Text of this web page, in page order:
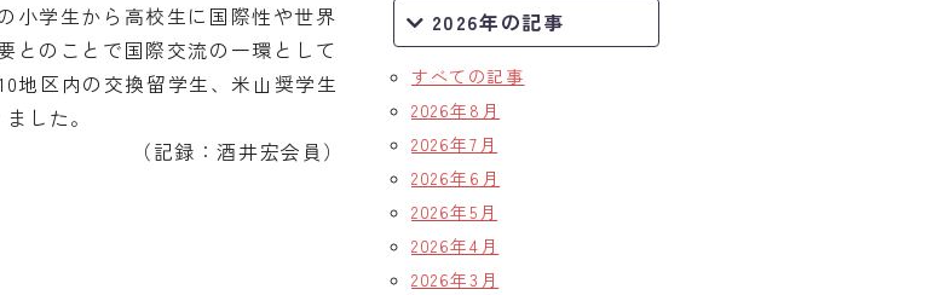
小学生から高校生に国際性や世界
とのことで国際交流の一環として
地区内の交換留学生、米山奨学生
した。
（記録：酒井宏会員）
2026年の記事
すべての記事
2026年8月
2026年7月
2026年6月
2026年5月
2026年4月
2026年3月